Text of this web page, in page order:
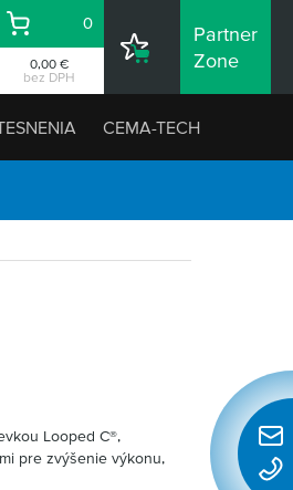
0,00 €
bez DPH
Košík
0
Nákupný
Partner
Zone
CEMA-TECH
Looped C®,
pre zvýšenie výkonu,